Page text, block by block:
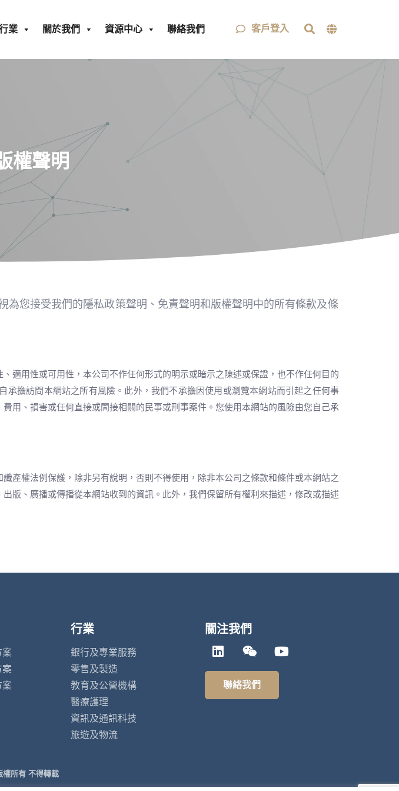
業 關於我們 資源中心 聯絡我們 客戶登入
權聲明
您接受我們的隱私政策聲明、免責聲明和版權聲明中的所有條款及條
適用性或可用性，本公司不作任何形式的明示或暗示之陳述或保證，也不作任何目的
擔訪問本網站之所有風險。此外，我們不承擔因使用或瀏覽本網站而引起之任何事
用、損害或任何直接或間接相關的民事或刑事案件。您使用本網站的風險由您自己承
產權法例保護，除非另有說明，否則不得使用，除非本公司之條款和條件或本網站之
版、廣播或傳播從本網站收到的資訊。此外，我們保留所有權利來描述，修改或描述
案
案
案
行業
銀行及專業服務
零售及製造
教育及公營機構
醫療護理
資訊及通訊科技
旅遊及物流
關注我們
聯絡我們
權所有 不得轉載